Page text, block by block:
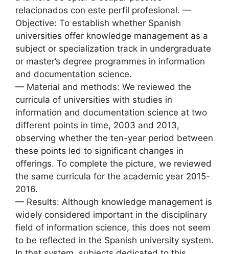
relacionados con este perfil profesional. —
Objective: To establish whether Spanish
universities offer knowledge management as a
subject or specialization track in undergraduate
or master’s degree programmes in information
and documentation science.
— Material and methods: We reviewed the
curricula of universities with studies in
information and documentation science at two
different points in time, 2003 and 2013,
observing whether the ten-year period between
these points led to significant changes in
offerings. To complete the picture, we reviewed
the same curricula for the academic year 2015-
2016.
— Results: Although knowledge management is
widely considered important in the disciplinary
field of information science, this does not seem
to be reflected in the Spanish university system.